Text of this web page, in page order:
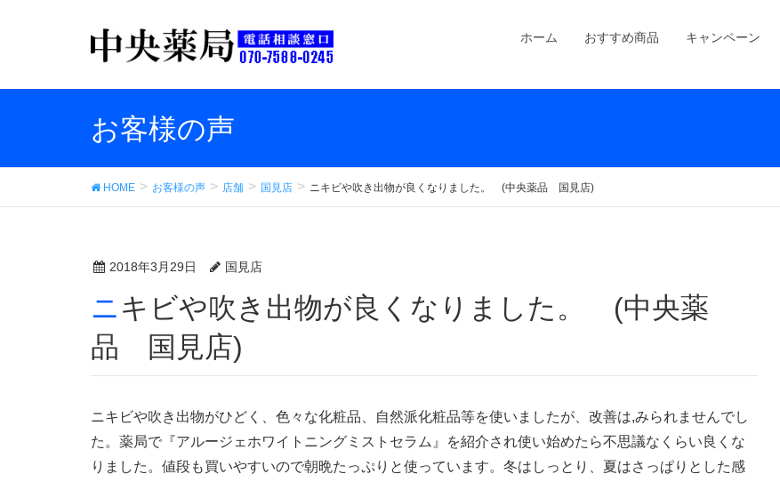
ホーム おすすめ商品 キャンペーン
お客様の声
HOME お客様の声 店舗 国見店 ニキビや吹き出物が良くなりました。 (中央薬品 国見店)
2018年3月29日 国見店
ニキビや吹き出物が良くなりました。 (中央薬
品 国見店)
ニキビや吹き出物がひどく、色々な化粧品、自然派化粧品等を使いましたが、改善は,みられませんでし
た。薬局で『アルージェホワイトニングミストセラム』を紹介され使い始めたら不思議なくらい良くな
りました。値段も買いやすいので朝晩たっぷりと使っています。冬はしっとり、夏はさっぱりとした感